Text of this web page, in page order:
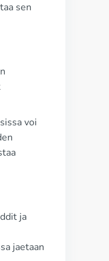
sen
voi
ja
jaetaan